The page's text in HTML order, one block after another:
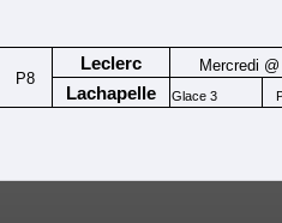
P8
Leclerc Mercredi
Lachapelle Glace 3